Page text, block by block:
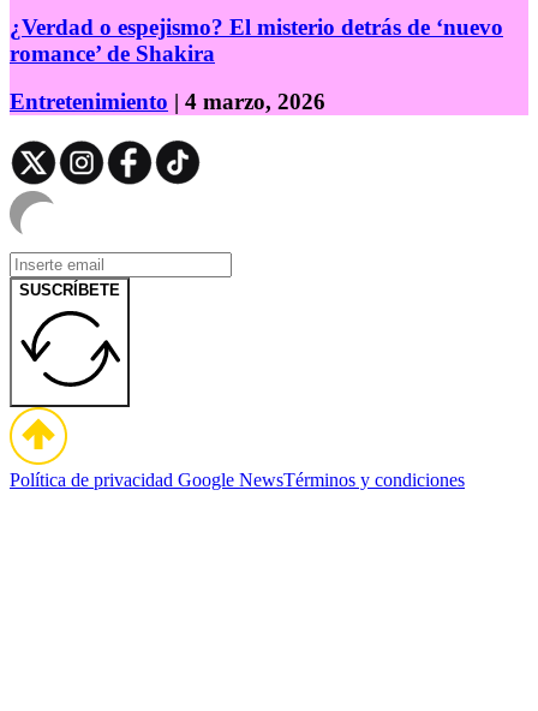
¿Verdad o espejismo? El misterio detrás de ‘nuevo
romance’ de Shakira
Entretenimiento | 4 marzo, 2026
SUSCRÍBETE
Política de privacidad Google NewsTérminos y condiciones